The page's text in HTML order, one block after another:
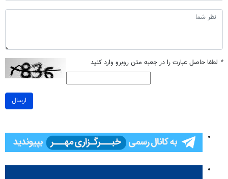
* لطفا حاصل عبارت را در جعبه متن روبرو وارد کنید
ارسال